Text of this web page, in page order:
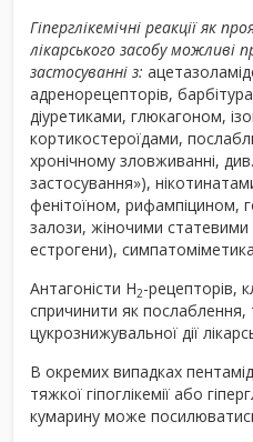
Гіперглікемічні реакції як
лікарського засобу можливі
застосуванні з:
адренорецепторів,
діуретиками, глюкагоном,
кортикостероїдами,
хронічному зловживанні,
застосування»),
фенітоїном, рифампіцином,
залози, жіночими
естрогени),
Антагоністи Н2-рецепторів,
спричинити як послаблення,
цукрознижувальної дії
В окремих випадках
тяжкої гіпоглікемії або
кумарину може